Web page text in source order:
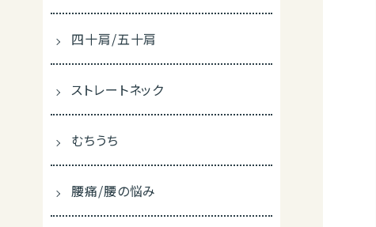
四十肩/五十肩
ストレートネック
むちうち
腰痛/腰の悩み